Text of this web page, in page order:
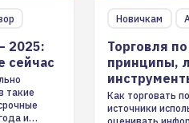
2025:
сейчас
такие
и
Новичкам
Торговля
принципы,
Как торговать
источники